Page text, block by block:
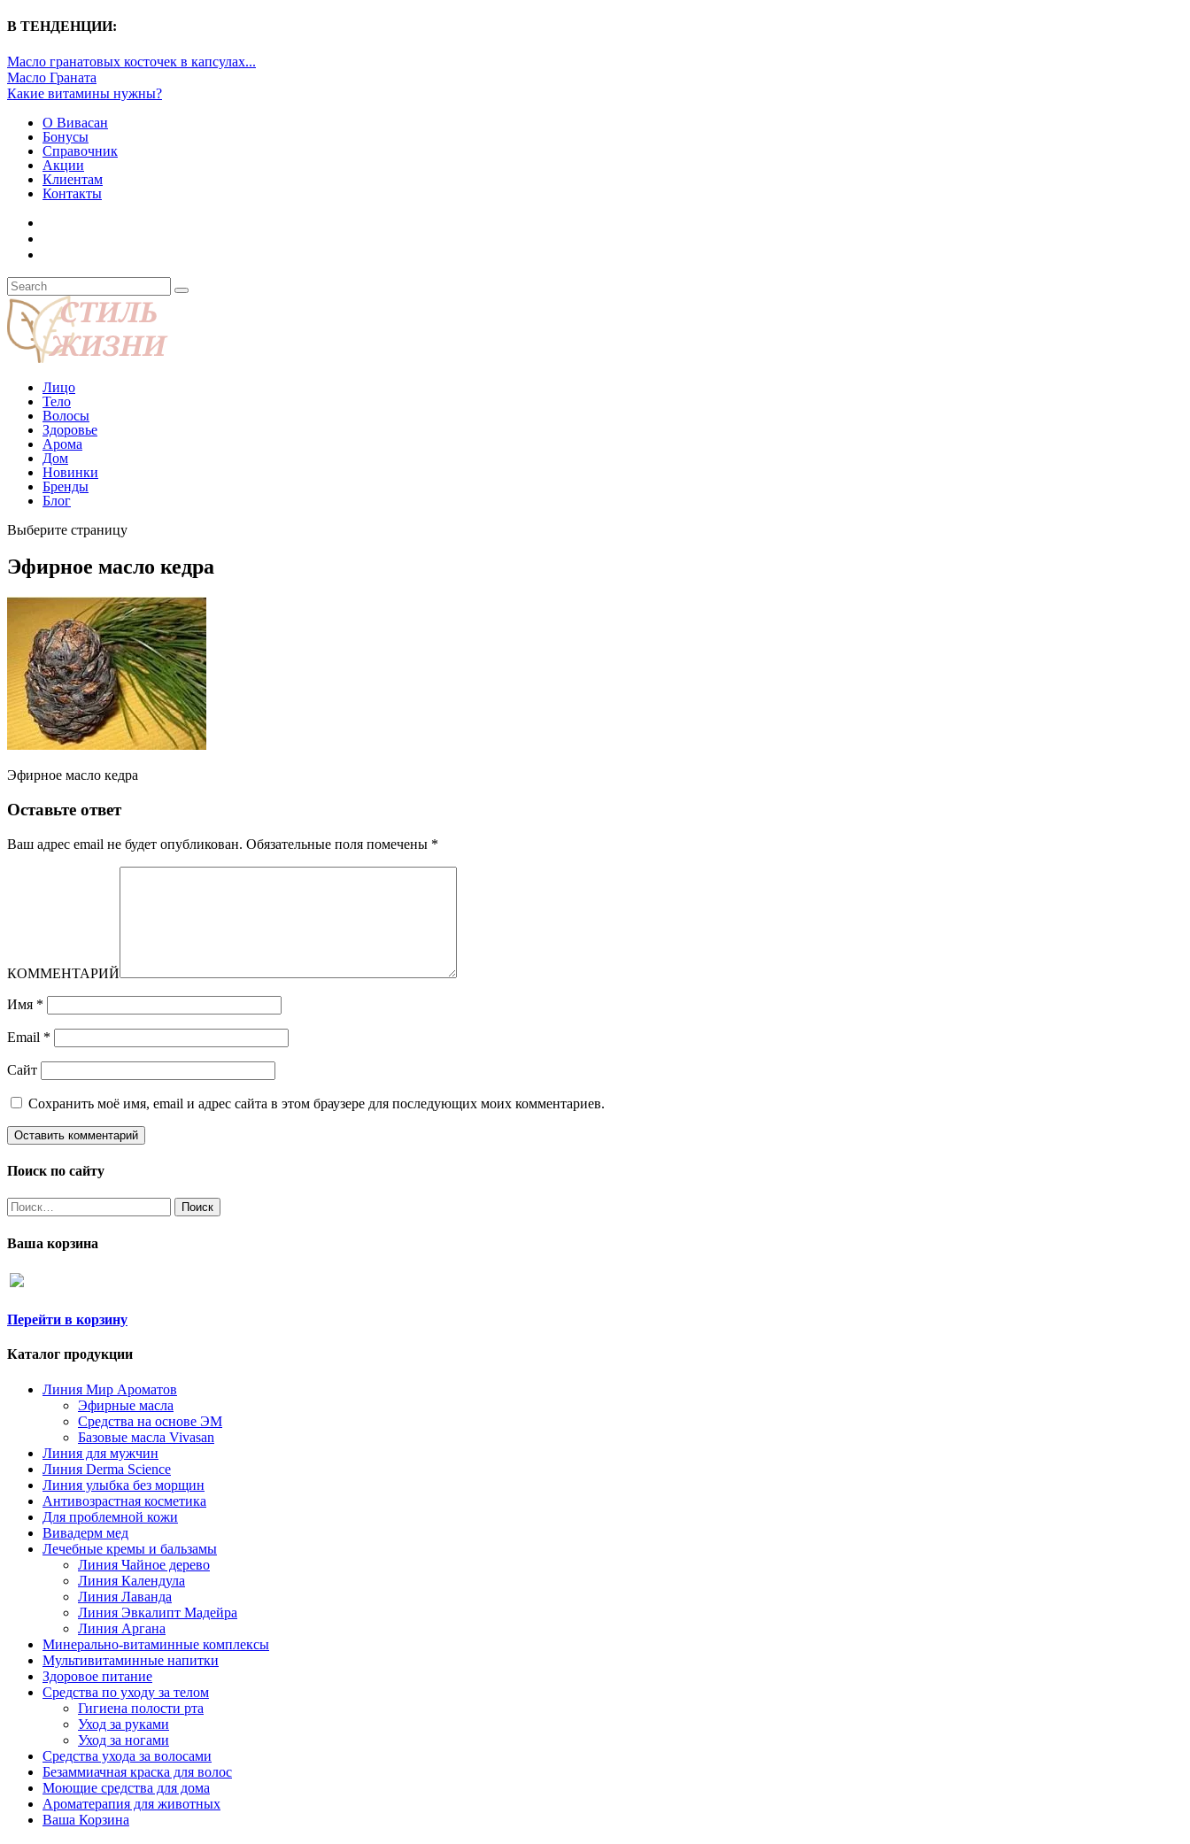
В ТЕНДЕНЦИИ:
Масло гранатовых косточек в капсулах...
Масло Граната
Какие витамины нужны?
О Вивасан
Бонусы
Справочник
Акции
Клиентам
Контакты
Лицо
Тело
Волосы
Здоровье
Арома
Дом
Новинки
Бренды
Блог
Выберите страницу
Эфирное масло кедра
Эфирное масло кедра
Оставьте ответ
Ваш адрес email не будет опубликован. Обязательные поля помечены *
КОММЕНТАРИЙ
Имя *
Email *
Сайт
Сохранить моё имя, email и адрес сайта в этом браузере для последующих моих комментариев.
Поиск по сайту
Найти:
Ваша корзина
Перейти в корзину
Каталог продукции
Линия Мир Ароматов
Эфирные масла
Средства на основе ЭМ
Базовые масла Vivasan
Линия для мужчин
Линия Derma Science
Линия улыбка без морщин
Антивозрастная косметика
Для проблемной кожи
Вивадерм мед
Лечебные кремы и бальзамы
Линия Чайное дерево
Линия Календула
Линия Лаванда
Линия Эвкалипт Мадейра
Линия Аргана
Минерально-витаминные комплексы
Мультивитаминные напитки
Здоровое питание
Средства по уходу за телом
Гигиена полости рта
Уход за руками
Уход за ногами
Средства ухода за волосами
Безаммиачная краска для волос
Моющие средства для дома
Ароматерапия для животных
Ваша Корзина